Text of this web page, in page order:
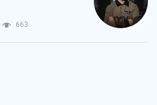
663